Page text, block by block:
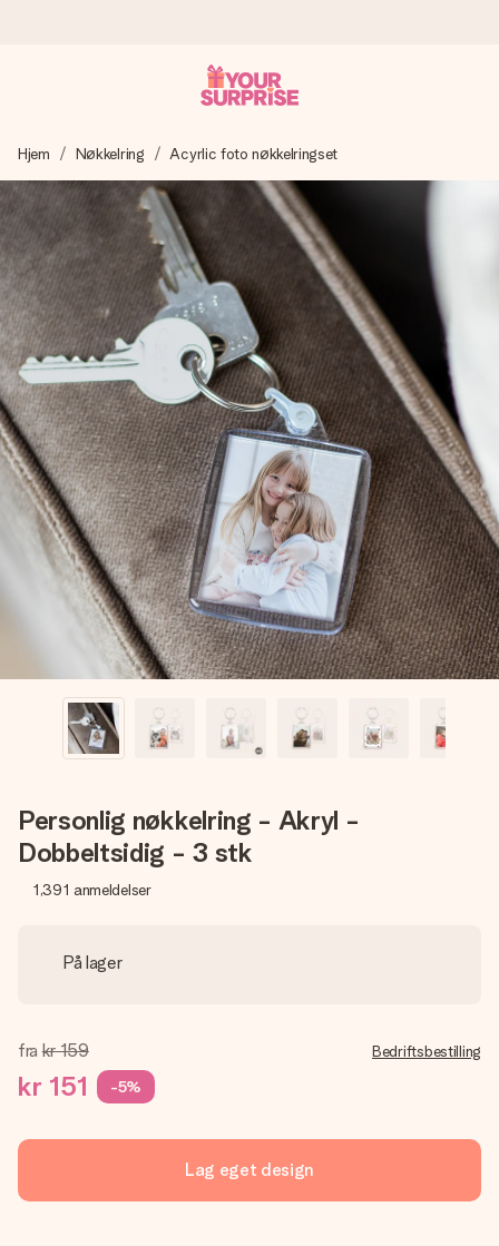
Vi lager dine gaver med omtanke og sender den avgårde så
raskt som mulig - slik at du kan gi gaven i tide, når den betyr
aller mest.
4,5 (basert på +15 000 anmeldelser)
Gavene våre inspirerer. Kundene gir oss 4,5 på Google
Reviews.
Gratis kort med hilsen
Lag noe unikt med bare noen få steg - med hennes navn,
et bilde av dere eller en beskjed som virkelig berører
hjertet. Ikke noe tull, bare masse kjærlighet i øyeblikket.
Hjem Nøkkelring Acyrlic foto nøkkelringset
Personlig nøkkelring - Akryl -
Dobbeltsidig - 3 stk
1,391 anmeldelser
På lager
fra kr 159
kr 151 -5%
Bedriftsbestilling
Lag eget design